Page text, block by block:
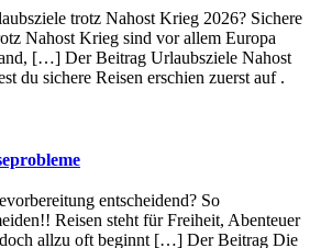
trotz Nahost Krieg 2026? Sichere
Nahost Krieg sind vor allem Europa
[…] Der Beitrag Urlaubsziele Nahost
du sichere Reisen erschien zuerst auf .
entscheidend? So
Reisen steht für Freiheit, Abenteuer
allzu oft beginnt […] Der Beitrag Die